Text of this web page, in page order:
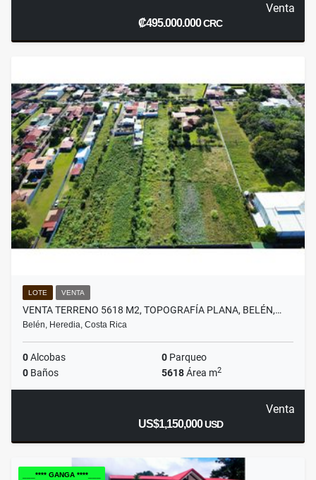
Venta
₡495.000.000CRC
LOTE VENTA
VENTA TERRENO 5618 M2, TOPOGRAFÍA PLANA, BELÉN,…
Belén, Heredia, Costa Rica
0Alcobas 0 Parqueo
0 Baños 5618Área m2
Venta
US$1,150,000USD
___**** GANGA ****___